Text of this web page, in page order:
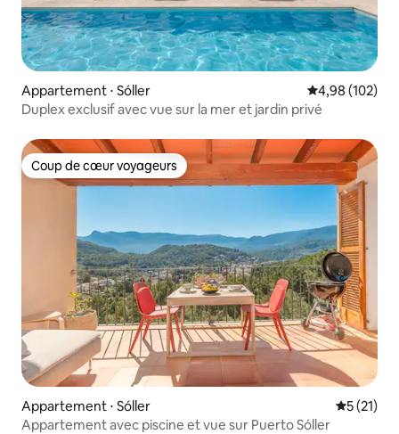
Appartement ⋅ Sóller Évaluation
4,98 (102)
Duplex exclusif avec vue sur la mer et jardin privé
Coup de cœur voyageurs
Coup de cœur voyageurs
Appartement ⋅ Sóller
5 (21)
Appartement avec piscine et vue sur Puerto Sóller